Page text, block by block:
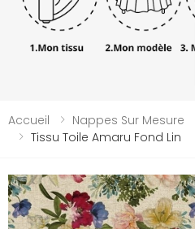
Accueil
Nappes Sur Mesure
Tissu Toile Amaru Fond Lin